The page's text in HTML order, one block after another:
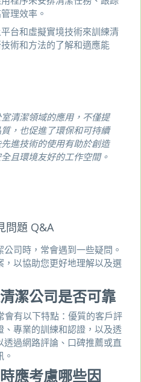
理效率。
台和虛擬實境技術來訓練清
術和方法的了解和適應能
清潔領域的應用，不僅提
，也促進了環保和可持續
進技術的使用有助於創造
且環境友好的工作空間。
問題 Q&A
司時，常會遇到一些疑問。
以協助您更好地理解以及選
會有以下特點：優質的客戶評
專業的訓練和認證，以及透
過網路評論、口碑推薦或直